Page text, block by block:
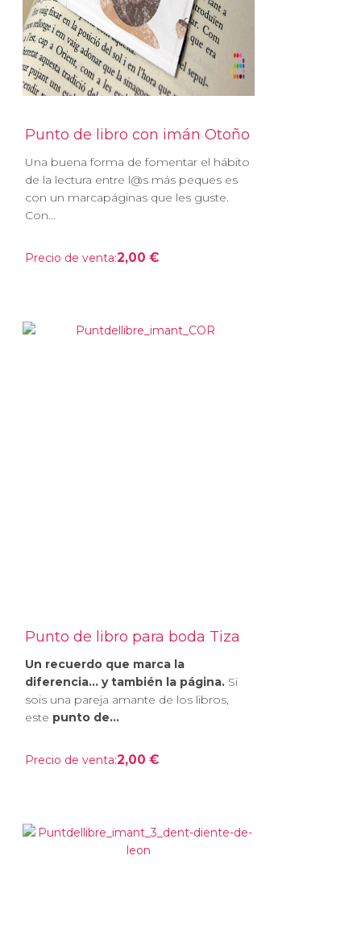
Punto de libro con imán Otoño
Una buena forma de fomentar el hábito
de la lectura entre l@s más peques es
con un marcapáginas que les guste.
Con...
Precio de venta:2,00 €
Punto de libro para boda Tiza
Un recuerdo que marca la
diferencia… y también la página. Si
sois una pareja amante de los libros,
este punto de...
Precio de venta:2,00 €